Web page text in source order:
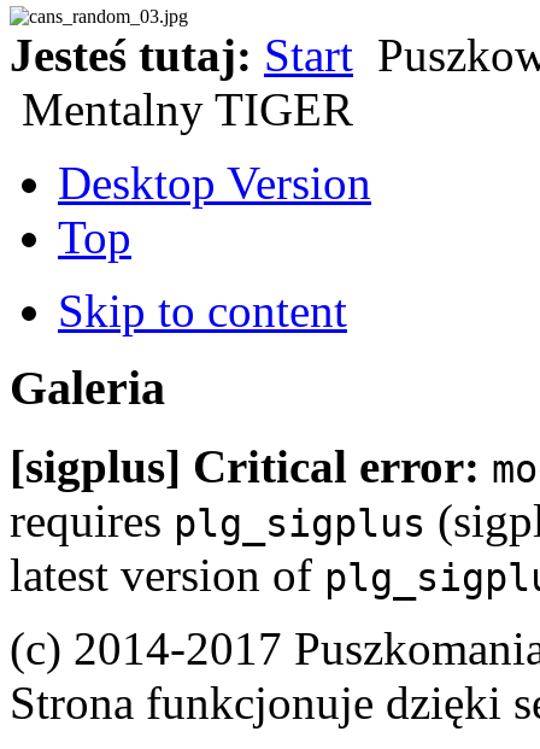
Jesteś tutaj: Start
Mentalny TIGER
Desktop Version
Top
Skip to content
Galeria
[sigplus] Critical error:
requires plg_sigplus
latest version of
(c) 2014-2017
Strona funkcjonuje dzięki